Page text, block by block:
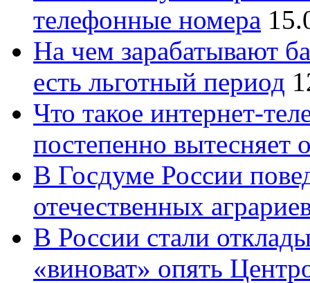
телефонные номера
На чем зарабатывают
есть льготный период
Что такое интернет-
постепенно вытесняет
В Госдуме России
отечественных
В России стали
«виноват» опять